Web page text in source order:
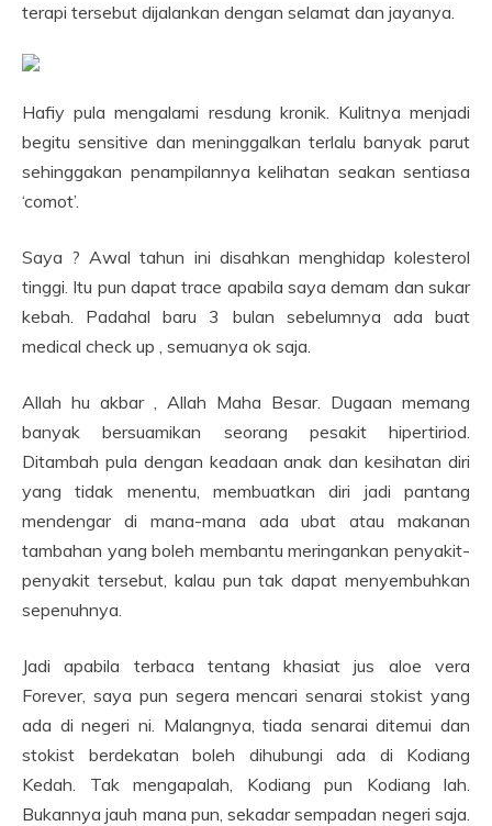
terapi tersebut dijalankan dengan selamat dan jayanya.
Hafiy pula mengalami resdung kronik. Kulitnya menjadi
begitu sensitive dan meninggalkan terlalu banyak parut
sehinggakan penampilannya kelihatan seakan sentiasa
‘comot’.
Saya ? Awal tahun ini disahkan menghidap kolesterol
tinggi. Itu pun dapat trace apabila saya demam dan sukar
kebah. Padahal baru 3 bulan sebelumnya ada buat
medical check up , semuanya ok saja.
Allah hu akbar , Allah Maha Besar. Dugaan memang
banyak bersuamikan seorang pesakit hipertiriod.
Ditambah pula dengan keadaan anak dan kesihatan diri
yang tidak menentu, membuatkan diri jadi pantang
mendengar di mana-mana ada ubat atau makanan
tambahan yang boleh membantu meringankan penyakit-
penyakit tersebut, kalau pun tak dapat menyembuhkan
sepenuhnya.
Jadi apabila terbaca tentang khasiat jus aloe vera
Forever, saya pun segera mencari senarai stokist yang
ada di negeri ni. Malangnya, tiada senarai ditemui dan
stokist berdekatan boleh dihubungi ada di Kodiang
Kedah. Tak mengapalah, Kodiang pun Kodiang lah.
Bukannya jauh mana pun, sekadar sempadan negeri saja.